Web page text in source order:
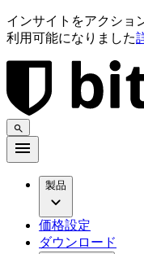
インサイトをアクショ
利用可能になりました
製品
価格設定
ダウンロード